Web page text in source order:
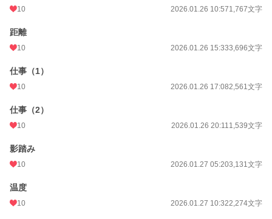
木下組当主。恒一の育ての親。
恒一の価値観の原点となった人物。
小説
文字数
更新日時
初回公開日時
10 2026.01.26 10:571,767文字
距離
10 2026.01.26 15:333,696文字
仕事（1）
10 2026.01.26 17:082,561文字
仕事（2）
10 2026.01.26 20:111,539文字
影踏み
10 2026.01.27 05:203,131文字
温度
10 2026.01.27 10:322,274文字